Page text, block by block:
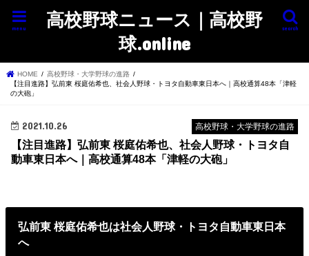
高校野球ニュース｜高校野
球.online
search
menu
HOME
高校野球・大学野球の進路
【注目進路】弘前東 桜庭佑希也、社会人野球・トヨタ自動車東日本へ｜高校通算48本「津軽
の大砲」
高校野球・大学野球の進路
2021.10.26
【注目進路】弘前東 桜庭佑希也、社会人野球・トヨタ自
動車東日本へ｜高校通算48本「津軽の大砲」
弘前東 桜庭佑希也は社会人野球・トヨタ自動車東日本
へ